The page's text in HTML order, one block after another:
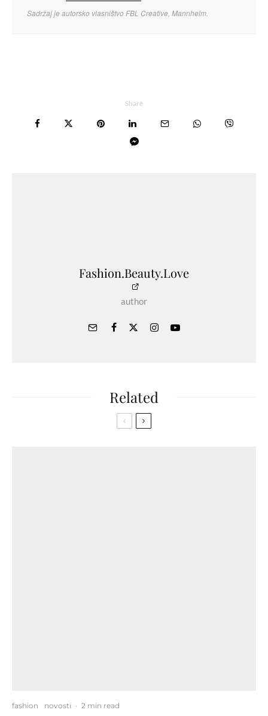
Sadržaj je autorsko vlasništvo FBL Creative, Mannheim.
Share
Fashion.Beauty.Love
author
Related
fashion novosti · 2 min read